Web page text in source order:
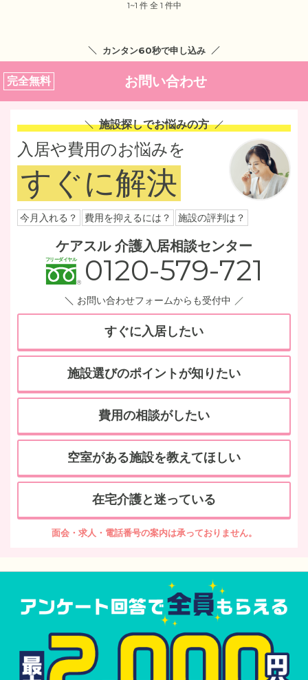
1~1 件 全 1 件中
カンタン60秒で申し込み
完全無料 お問い合わせ
施設探しでお悩みの方
入居や費用のお悩みを
すぐに解決
今月入れる？ 費用を抑えるには？ 施設の評判は？
ケアスル 介護入居相談センター
0120-579-721
お問い合わせフォームからも受付中
すぐに入居したい
施設選びのポイントが知りたい
費用の相談がしたい
空室がある施設を教えてほしい
在宅介護と迷っている
面会・求人・電話番号の案内は承っておりません。